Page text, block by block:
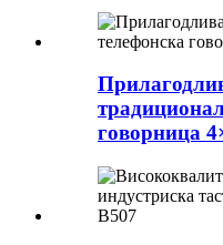
говорница